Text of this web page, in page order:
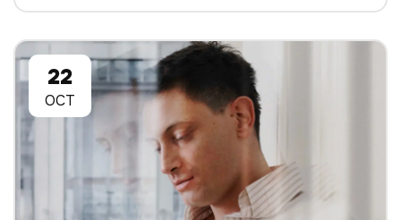
22
OCT